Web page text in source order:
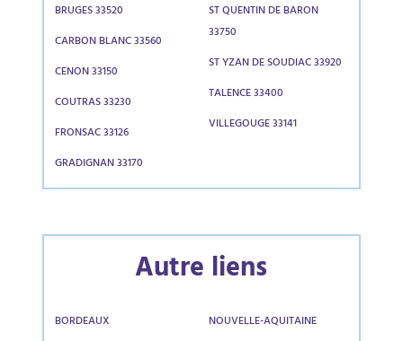
BRUGES 33520
CARBON BLANC 33560
CENON 33150
COUTRAS 33230
FRONSAC 33126
GRADIGNAN 33170
ST QUENTIN DE BARON
33750
ST YZAN DE SOUDIAC 33920
TALENCE 33400
VILLEGOUGE 33141
Autre liens
BORDEAUX
NOUVELLE-AQUITAINE